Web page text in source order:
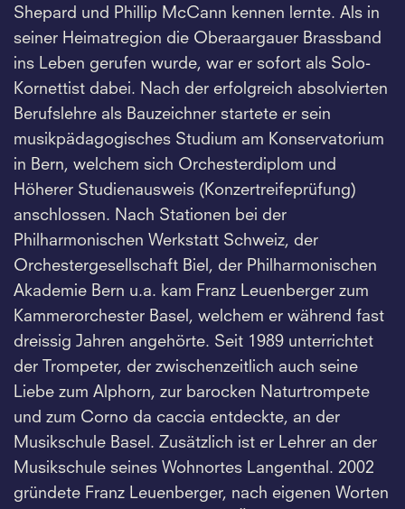
Shepard und Phillip McCann kennen lernte. Als in
seiner Heimatregion die Oberaargauer Brassband
ins Leben gerufen wurde, war er sofort als Solo-
Kornettist dabei. Nach der erfolgreich absolvierten
Berufslehre als Bauzeichner startete er sein
musikpädagogisches Studium am Konservatorium
in Bern, welchem sich Orchesterdiplom und
Höherer Studienausweis (Konzertreifeprüfung)
anschlossen. Nach Stationen bei der
Philharmonischen Werkstatt Schweiz, der
Orchestergesellschaft Biel, der Philharmonischen
Akademie Bern u.a. kam Franz Leuenberger zum
Kammerorchester Basel, welchem er während fast
dreissig Jahren angehörte. Seit 1989 unterrichtet
der Trompeter, der zwischenzeitlich auch seine
Liebe zum Alphorn, zur barocken Naturtrompete
und zum Corno da caccia entdeckte, an der
Musikschule Basel. Zusätzlich ist er Lehrer an der
Musikschule seines Wohnortes Langenthal. 2002
gründete Franz Leuenberger, nach eigenen Worten